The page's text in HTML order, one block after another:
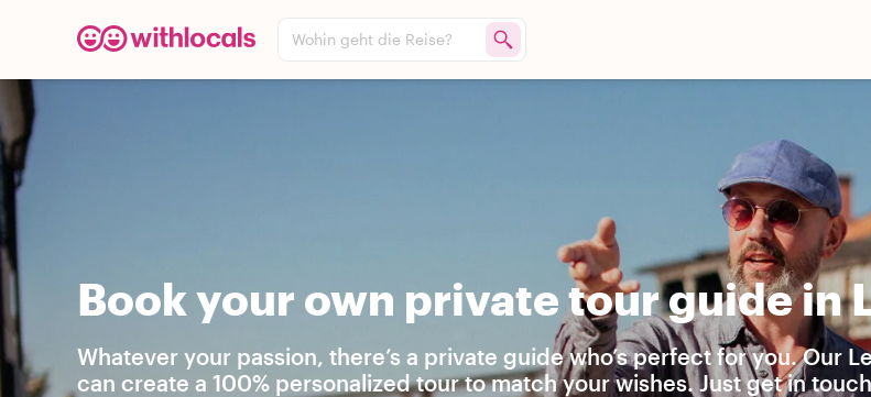
Wohin geht die Reise?
Book your own private tour guide in
Whatever your passion, there’s a private guide who’s perfect for you. Our
can create a 100% personalized tour to match your wishes. Just get in